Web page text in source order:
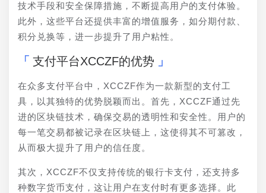
技术手段和安全保障措施，不断提高用户的支付体验。
此外，这些平台还提供丰富的增值服务，如分期付款、
积分兑换等，进一步提升了用户粘性。
支付平台XCCZF的优势
在众多支付平台中，XCCZF作为一款新型的支付工
具，以其独特的优势脱颖而出。首先，XCCZF通过先
进的区块链技术，确保交易的透明性和安全性。用户的
每一笔交易都被记录在区块链上，这使得其不可篡改，
从而极大提升了用户的信任度。
其次，XCCZF不仅支持传统的银行卡支付，还支持多
种数字货币支付，这让用户在支付时有更多选择。此